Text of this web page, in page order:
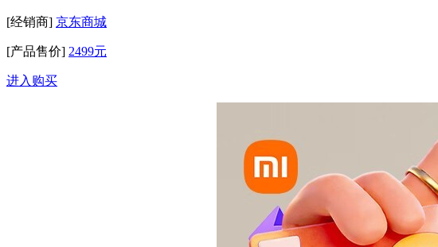
[经销商] 京东商城
[产品售价] 2499元
进入购买